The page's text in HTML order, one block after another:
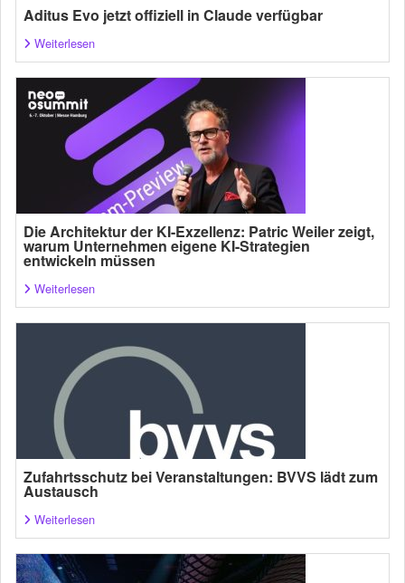
Aditus Evo jetzt offiziell in Claude verfügbar
Weiterlesen
Die Architektur der KI-Exzellenz: Patric Weiler zeigt,
warum Unternehmen eigene KI-Strategien
entwickeln müssen
Weiterlesen
Zufahrtsschutz bei Veranstaltungen: BVVS lädt zum
Austausch
Weiterlesen